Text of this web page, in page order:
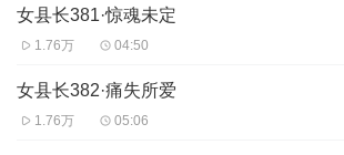
女县长381·惊魂未定
1.76万 04:50
女县长382·痛失所爱
1.76万 05:06